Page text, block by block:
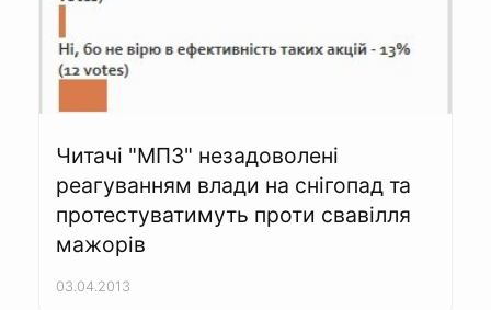
Читачі "МПЗ" незадоволені
реагуванням влади на снігопад та
протестуватимуть проти свавілля
мажорів
03.04.2013